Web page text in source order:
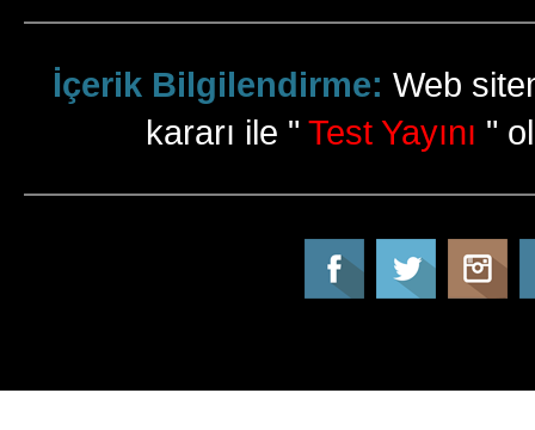
İçerik Bilgilendirme: Web
kararı ile " Test Yayını "